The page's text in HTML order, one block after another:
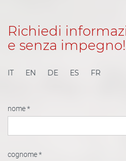
Richiedi
e senza impegno!
IT EN DE ES FR
nome *
cognome *